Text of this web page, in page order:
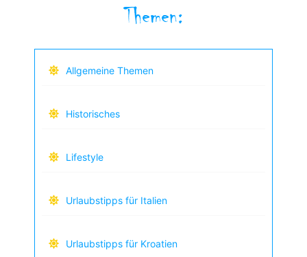
Themen:
Allgemeine Themen
Historisches
Lifestyle
Urlaubstipps für Italien
Urlaubstipps für Kroatien